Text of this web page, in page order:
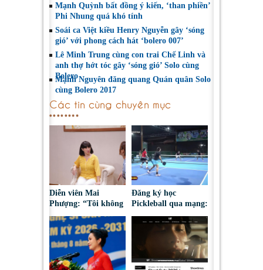
Mạnh Quỳnh bất đồng ý kiến, ‘than phiền’
Phi Nhung quá khó tính
Soái ca Việt kiều Henry Nguyễn gây ‘sóng
gió’ với phong cách hát ‘bolero 007’
Lê Minh Trung cùng con trai Chế Linh và
anh thợ hớt tóc gây ‘sóng gió’ Solo cùng
Bolero
Mạnh Nguyên đăng quang Quán quân Solo
cùng Bolero 2017
Các tin cùng chuyên mục
Diễn viên Mai
Phượng: “Tôi không
bao giờ hối hận về
những gì mình đã
chọn”
Đăng ký học
Pickleball qua mạng:
Nguy cơ bị chiếm
đoạt tài sản